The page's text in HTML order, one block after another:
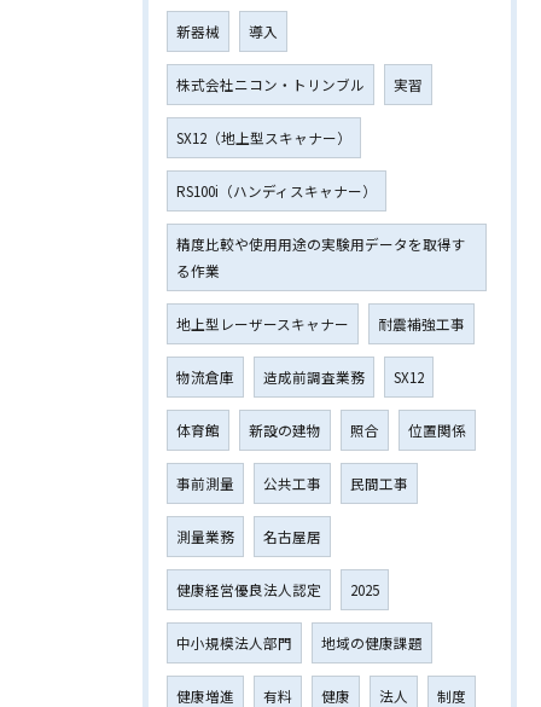
新器械 導入
株式会社ニコン・トリンブル 実習
SX12（地上型スキャナー）
RS100i（ハンディスキャナー）
精度比較や使用用途の実験用データを取得す
る作業
地上型レーザースキャナー 耐震補強工事
物流倉庫 造成前調査業務 SX12
体育館 新設の建物 照合 位置関係
事前測量 公共工事 民間工事
測量業務 名古屋居
健康経営優良法人認定 2025
中小規模法人部門 地域の健康課題
健康増進 有料 健康 法人 制度